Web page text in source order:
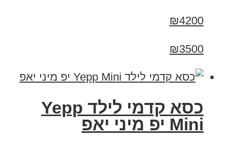
₪4200
₪3500
כסא קדמי לילד Yepp
Mini יפ מיני יאפ